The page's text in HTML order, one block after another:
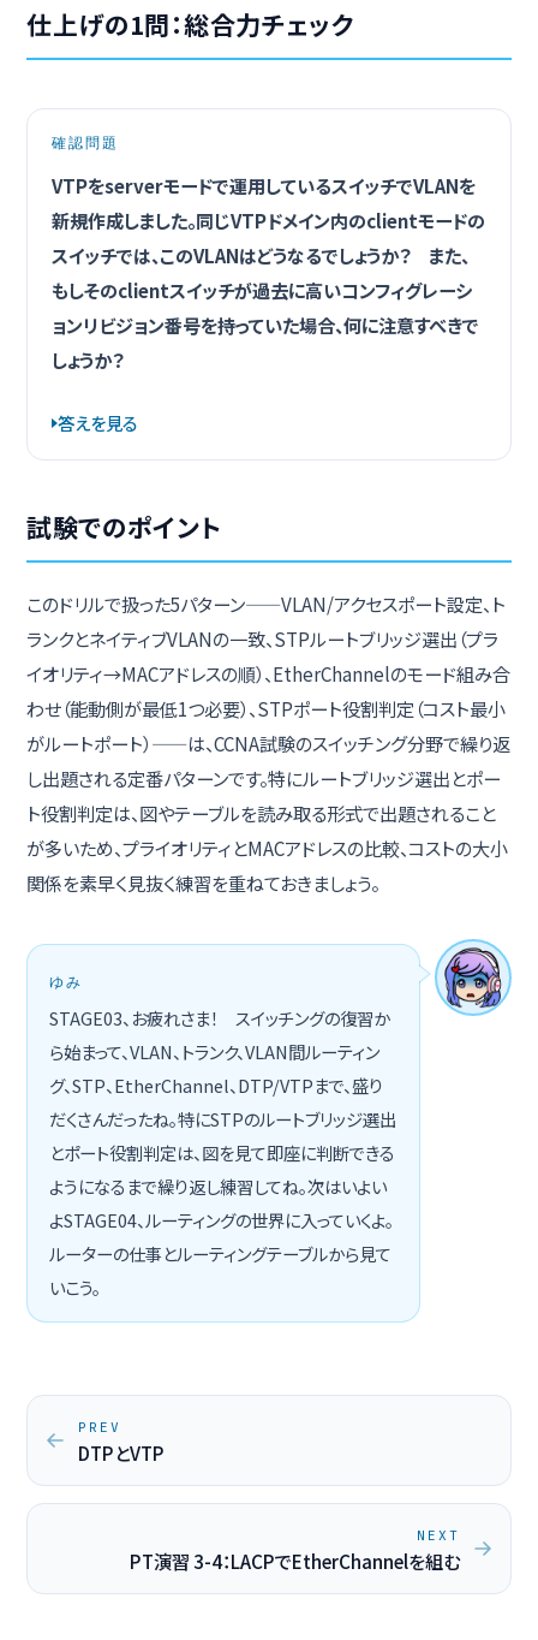
仕上げの1問：総合力チェック
確認問題
VTPをserverモードで運用しているスイッチでVLANを
新規作成しました。同じVTPドメイン内のclientモードの
スイッチでは、このVLANはどうなるでしょうか？ また、
もしそのclientスイッチが過去に高いコンフィグレーシ
ョンリビジョン番号を持っていた場合、何に注意すべきで
しょうか？
答えを見る
試験でのポイント
このドリルで扱った5パターン——VLAN/アクセスポート設定、ト
ランクとネイティブVLANの一致、STPルートブリッジ選出（プラ
イオリティ→MACアドレスの順）、EtherChannelのモード組み合
わせ（能動側が最低1つ必要）、STPポート役割判定（コスト最小
がルートポート）——は、CCNA試験のスイッチング分野で繰り返
し出題される定番パターンです。特にルートブリッジ選出とポー
ト役割判定は、図やテーブルを読み取る形式で出題されること
が多いため、プライオリティとMACアドレスの比較、コストの大小
関係を素早く見抜く練習を重ねておきましょう。
ゆみ
STAGE03、お疲れさま！ スイッチングの復習か
ら始まって、VLAN、トランク、VLAN間ルーティン
グ、STP、EtherChannel、DTP/VTPまで、盛り
だくさんだったね。特にSTPのルートブリッジ選出
とポート役割判定は、図を見て即座に判断できる
ようになるまで繰り返し練習してね。次はいよい
よSTAGE04、ルーティングの世界に入っていくよ。
ルーターの仕事とルーティングテーブルから見て
いこう。
PREV
DTPとVTP
NEXT
PT演習 3-4：LACPでEtherChannelを組む